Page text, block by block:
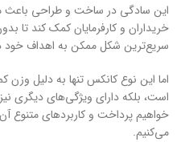
این سادگی در ساخت و طراحی باعث
خریداران و کارفرمایان کمک کند تا
سریع‌ترین شکل ممکن به اهداف خود
اما این نوع کانکس تنها به دلیل
است، بلکه دارای ویژگی‌های دیگری
خواهیم پرداخت و کاربردهای متنوع
می‌کنیم.